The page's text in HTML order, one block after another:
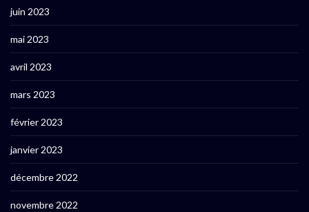
juin 2023
mai 2023
avril 2023
mars 2023
février 2023
janvier 2023
décembre 2022
novembre 2022